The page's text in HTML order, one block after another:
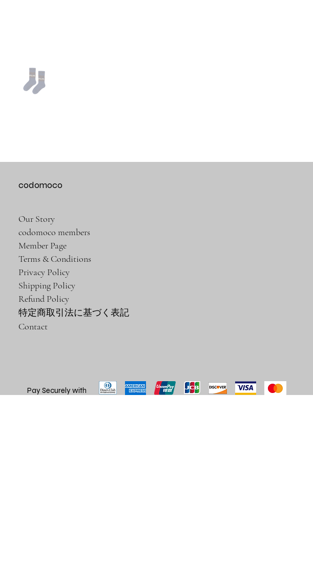
codomoco
Our Story
codomoco members
Member Page
Terms & Conditions
Privacy Policy
Shipping Policy
Refund Policy
特定商取引法に基づく表記
Contact
Pay Securely with